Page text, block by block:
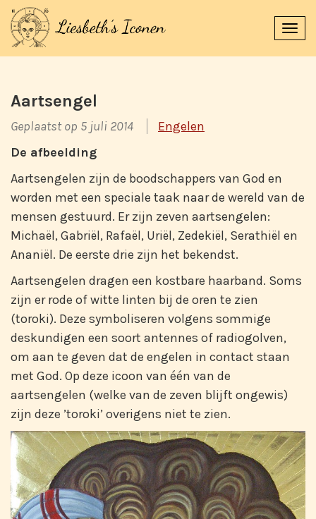
Aartsengel
Geplaatst op 5 juli 2014
Engelen
De afbeelding
Aartsengelen zijn de boodschappers van God en
worden met een speciale taak naar de wereld van de
mensen gestuurd. Er zijn zeven aartsengelen:
Michaël, Gabriël, Rafaël, Uriël, Zedekiël, Serathiël en
Ananiël. De eerste drie zijn het bekendst.
Aartsengelen dragen een kostbare haarband. Soms
zijn er rode of witte linten bij de oren te zien
(toroki). Deze symboliseren volgens sommige
deskundigen een soort antennes of radiogolven,
om aan te geven dat de engelen in contact staan
met God. Op deze icoon van één van de
aartsengelen (welke van de zeven blijft ongewis)
zijn deze ’toroki’ overigens niet te zien.